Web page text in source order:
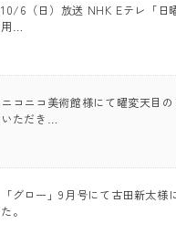
10/6（日）放送 NHK Eテレ「日
用…
ニコニコ美術館様にて曜変天目
いただき…
「グロー」9月号にて古田新太様
た。